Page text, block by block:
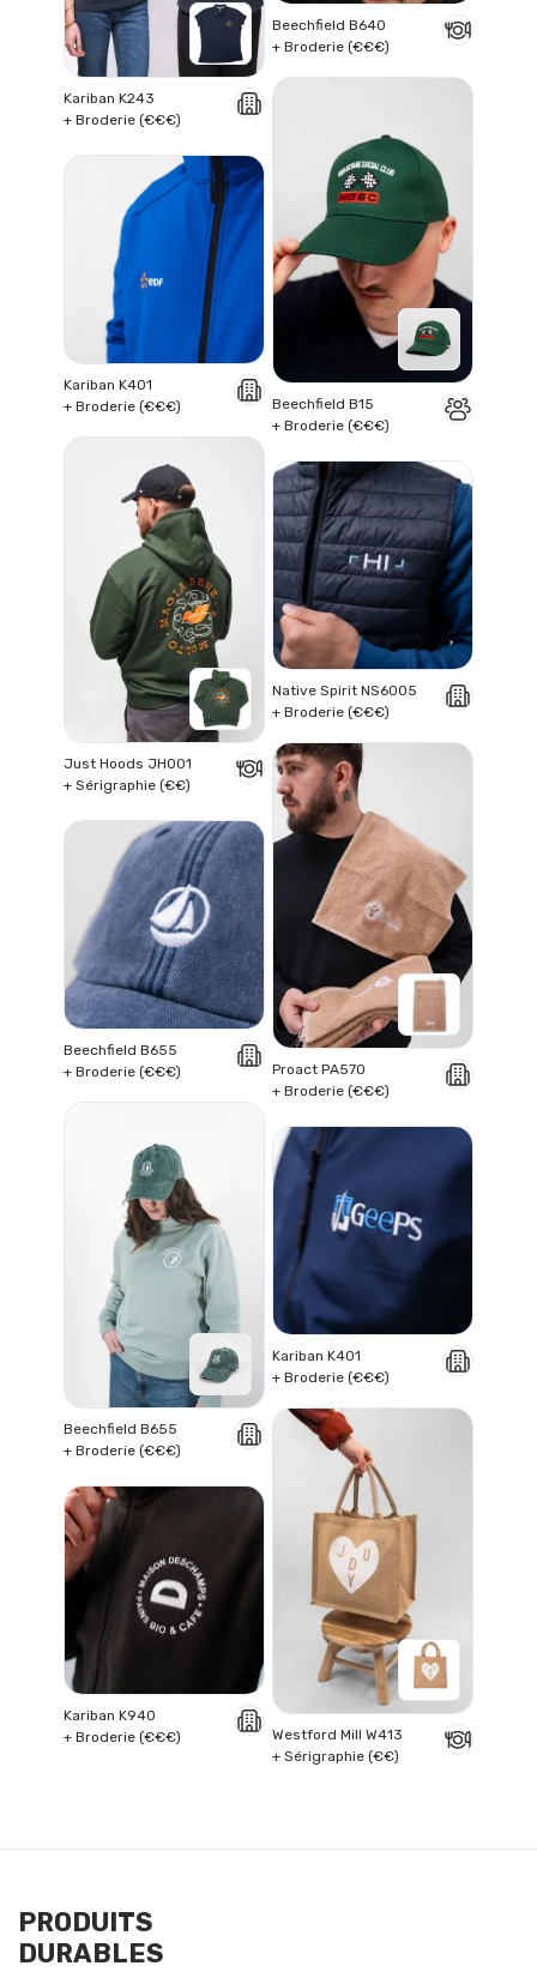
Kariban K243
+ Broderie (€€€)
Beechfield B640
+ Broderie (€€€)
Beechfield B15
+ Broderie (€€€)
Kariban K401
+ Broderie (€€€)
Just Hoods JH001
+ Sérigraphie (€€)
Native Spirit NS6005
+ Broderie (€€€)
Proact PA570
+ Broderie (€€€)
Beechfield B655
+ Broderie (€€€)
Beechfield B655
+ Broderie (€€€)
Kariban K401
+ Broderie (€€€)
Westford Mill W413
+ Sérigraphie (€€)
Kariban K940
+ Broderie (€€€)
PRODUITS
DURABLES